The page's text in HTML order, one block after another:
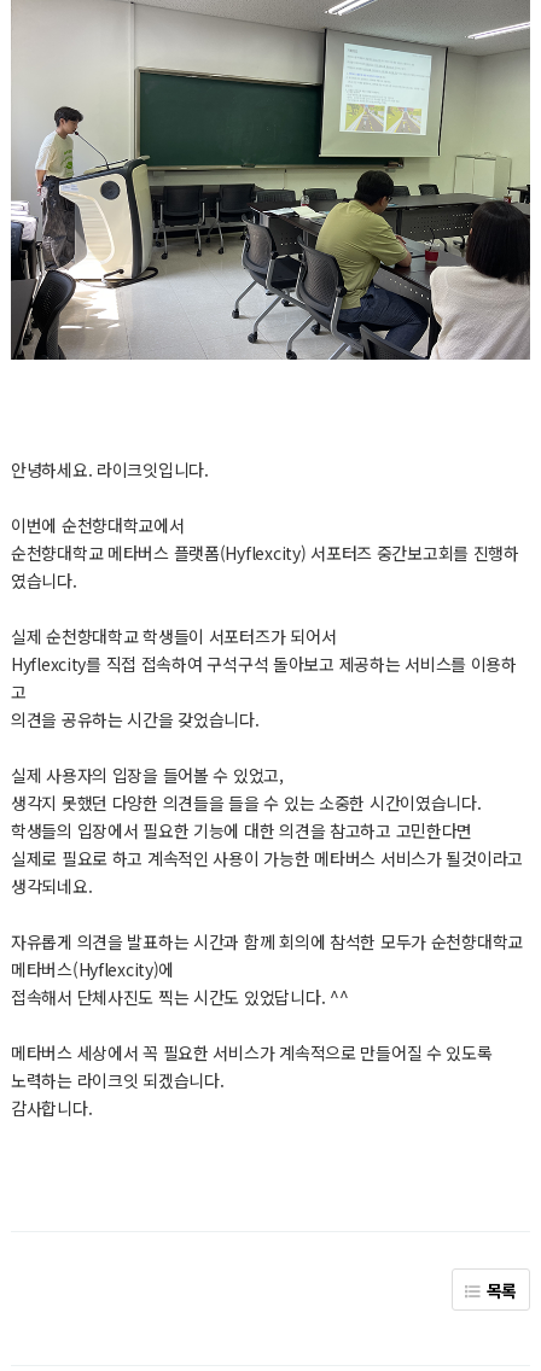
안녕하세요. 라이크잇입니다.
이번에 순천향대학교에서
순천향대학교 메타버스 플랫폼(Hyflexcity) 서포터즈 중간보고회를 진행하
였습니다.
실제 순천향대학교 학생들이 서포터즈가 되어서
Hyflexcity를 직접 접속하여 구석구석 돌아보고 제공하는 서비스를 이용하
고
의견을 공유하는 시간을 갖었습니다.
실제 사용자의 입장을 들어볼 수 있었고,
생각지 못했던 다양한 의견들을 들을 수 있는 소중한 시간이였습니다.
학생들의 입장에서 필요한 기능에 대한 의견을 참고하고 고민한다면
실제로 필요로 하고 계속적인 사용이 가능한 메타버스 서비스가 될것이라고
생각되네요.
자유롭게 의견을 발표하는 시간과 함께 회의에 참석한 모두가 순천향대학교
메타버스(Hyflexcity)에
접속해서 단체사진도 찍는 시간도 있었답니다. ^^
메타버스 세상에서 꼭 필요한 서비스가 계속적으로 만들어질 수 있도록
노력하는 라이크잇 되겠습니다.
감사합니다.
목록